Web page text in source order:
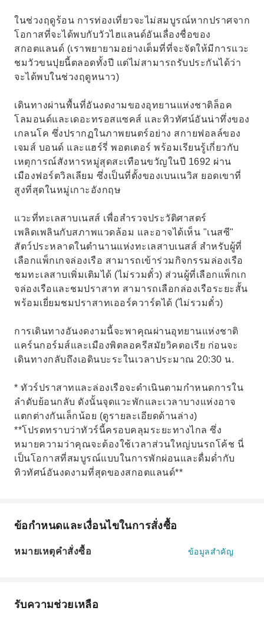
ในช่วงฤดูร้อน การท่องเที่ยวจะไม่สมบูรณ์หากปราศจาก
โอกาสที่จะได้พบกับวัวไฮแลนด์อันเลื่องชื่อของ
สกอตแลนด์ (เราพยายามอย่างเต็มที่ที่จะจัดให้มีการแวะ
ชมวัวขนปุยนี้ตลอดทั้งปี แต่ไม่สามารถรับประกันได้ว่า
จะได้พบในช่วงฤดูหนาว)
เดินทางผ่านพื้นที่อันงดงามของอุทยานแห่งชาติล็อค
โลมอนด์และเดอะทรอสแซคส์ และทิวทัศน์อันน่าทึ่งของ
เกลนโค ซึ่งปรากฏในภาพยนตร์อย่าง สกายฟอลล์ของ
เจมส์ บอนด์ และแฮร์รี่ พอตเตอร์ พร้อมเรียนรู้เกี่ยวกับ
เหตุการณ์สังหารหมู่สุดสะเทือนขวัญในปี 1692 ผ่าน
เมืองฟอร์ตวิลเลียม ซึ่งเป็นที่ตั้งของเบนเนวิส ยอดเขาที่
สูงที่สุดในหมู่เกาะอังกฤษ
แวะที่ทะเลสาบเนสส์ เพื่อสำรวจประวัติศาสตร์
เพลิดเพลินกับสภาพแวดล้อม และอาจได้เห็น "เนสซี"
สัตว์ประหลาดในตำนานแห่งทะเลสาบเนสส์ สำหรับผู้ที่
เลือกแพ็กเกจล่องเรือ สามารถเข้าร่วมกิจกรรมล่องเรือ
ชมทะเลสาบเพิ่มเติมได้ (ไม่รวมตั๋ว) ส่วนผู้ที่เลือกแพ็กเก
จล่องเรือและชมปราสาท สามารถเลือกล่องเรือระยะสั้น
พร้อมเยี่ยมชมปราสาทเออร์ควาร์ตได้ (ไม่รวมตั๋ว)
การเดินทางอันงดงามนี้จะพาคุณผ่านอุทยานแห่งชาติ
แคร์นกอร์มส์และเมืองพิตลอครีสมัยวิคตอเรีย ก่อนจะ
เดินทางกลับถึงเอดินบะระในเวลาประมาณ 20:30 น.
* ทัวร์ปราสาทและล่องเรือจะดำเนินตามกำหนดการใน
ลำดับย้อนกลับ ดังนั้นจุดแวะพักและเวลาบางแห่งอาจ
แตกต่างกันเล็กน้อย (ดูรายละเอียดด้านล่าง)
**โปรดทราบว่าทัวร์นี้ครอบคลุมระยะทางไกล ซึ่ง
หมายความว่าคุณจะต้องใช้เวลาส่วนใหญ่บนรถโค้ช นี่
เป็นโอกาสที่สมบูรณ์แบบในการพักผ่อนและดื่มด่ำกับ
ทิวทัศน์อันงดงามที่สุดของสกอตแลนด์**
ข้อกำหนดและเงื่อนไขในการสั่งซื้อ
หมายเหตุคำสั่งซื้อ ข้อมูลสำคัญ
รับความช่วยเหลือ